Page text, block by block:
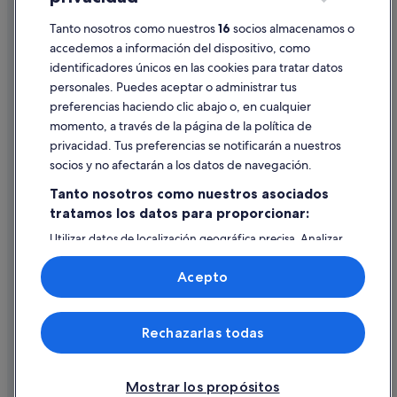
Pautas sobre el contenido y cómo denunciar contenido
Ayuda
Cancelar un vuelo
Cancelar una reserva de hotel o de un alquiler vacacional
Utilizar un cupón de Expedia
Documentos para viajes internacionales
© 2026 Expedia, Inc., una empresa de Expedia Group. Todos los
derechos reservados. Expedia y el logotipo de Expedia son marcas
comerciales o marcas comerciales registradas de Expedia, Inc.
Tanto nosotros como nuestros16 socios almacenamos o
accedemos a información del dispositivo, como
identificadores únicos en las cookies para tratar datos
personales. Puedes aceptar o administrar tus
preferencias haciendo clic abajo o, en cualquier
momento, a través de la página de la política de
privacidad. Tus preferencias se notificarán a nuestros
socios y no afectarán a los datos de navegación.
Tanto nosotros como nuestros asociados
tratamos los datos para proporcionar:
Utilizar datos de localización geográfica precisa. Analizar
activamente las características del dispositivo para su
identificación. Almacenar la información en un dispositivo
y/o acceder a ella. Publicidad y contenido personalizados,
medición de publicidad y contenido, investigación de
audiencia y desarrollo de servicios.
Lista de asociados (proveedores)
Mostrar los propósitos
Rechazarlas todas
Acepto